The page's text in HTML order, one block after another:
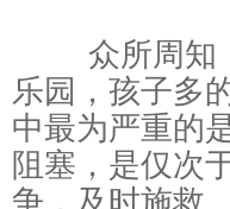
众所周知，
乐园，孩子多
中最为严重的
阻塞，是仅次
争，及时施救